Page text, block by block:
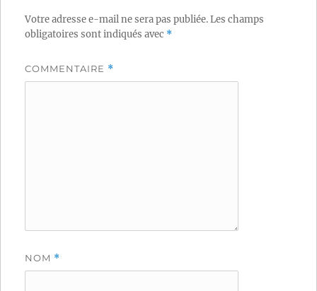
Votre adresse e-mail ne sera pas publiée.Les champs
obligatoires sont indiqués avec *
COMMENTAIRE *
NOM *